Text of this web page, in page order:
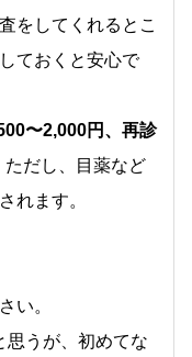
をしてくれるとこ
ておくと安心で
〜2,000円、再診
ただし、目薬など
れます。
い。
思うが、初めてな